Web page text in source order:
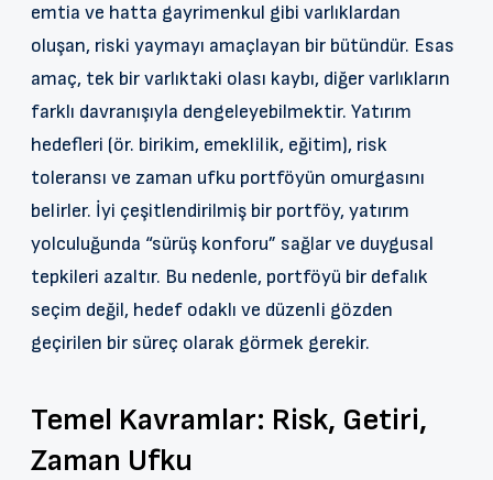
emtia ve hatta gayrimenkul gibi varlıklardan
oluşan, riski yaymayı amaçlayan bir bütündür. Esas
amaç, tek bir varlıktaki olası kaybı, diğer varlıkların
farklı davranışıyla dengeleyebilmektir. Yatırım
hedefleri (ör. birikim, emeklilik, eğitim), risk
toleransı ve zaman ufku portföyün omurgasını
belirler. İyi çeşitlendirilmiş bir portföy, yatırım
yolculuğunda “sürüş konforu” sağlar ve duygusal
tepkileri azaltır. Bu nedenle, portföyü bir defalık
seçim değil, hedef odaklı ve düzenli gözden
geçirilen bir süreç olarak görmek gerekir.
Temel Kavramlar: Risk, Getiri,
Zaman Ufku